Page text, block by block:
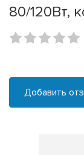
80/120Вт,
Добавить